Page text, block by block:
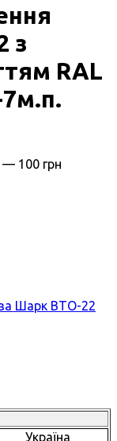
з
RAL
— 100 грн
Шарк BTO-22
Україна